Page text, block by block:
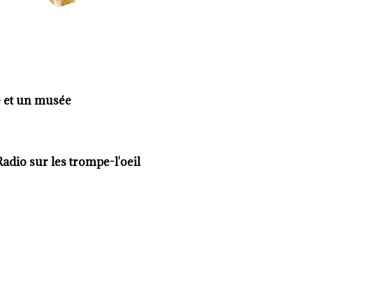
un musée
sur les trompe-l'oeil